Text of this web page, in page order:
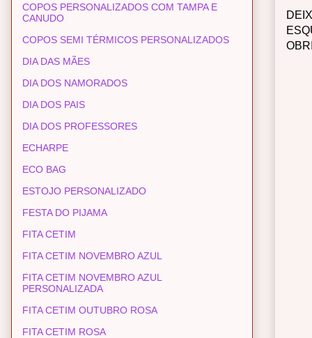
COPOS PERSONALIZADOS COM TAMPA E
CANUDO
COPOS SEMI TÉRMICOS PERSONALIZADOS
DIA DAS MÃES
DIA DOS NAMORADOS
DIA DOS PAIS
DIA DOS PROFESSORES
ECHARPE
ECO BAG
ESTOJO PERSONALIZADO
FESTA DO PIJAMA
FITA CETIM
FITA CETIM NOVEMBRO AZUL
FITA CETIM NOVEMBRO AZUL
PERSONALIZADA
FITA CETIM OUTUBRO ROSA
FITA CETIM ROSA